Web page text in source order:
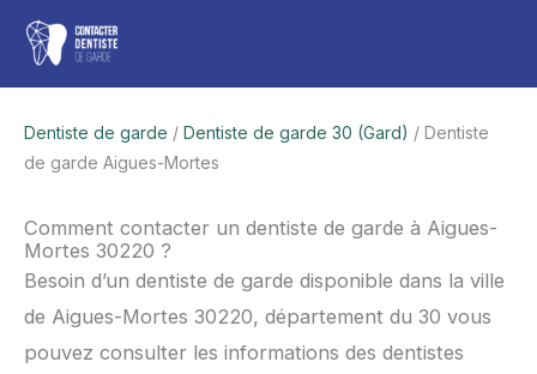
Aller
contenu
Dentiste de garde / Dentiste de garde 30 (Gard) / Dentiste
de garde Aigues-Mortes
Comment contacter un dentiste de garde à Aigues-
Mortes 30220 ?
Besoin d’un dentiste de garde disponible dans la ville
de Aigues-Mortes 30220, département du 30 vous
pouvez consulter les informations des dentistes